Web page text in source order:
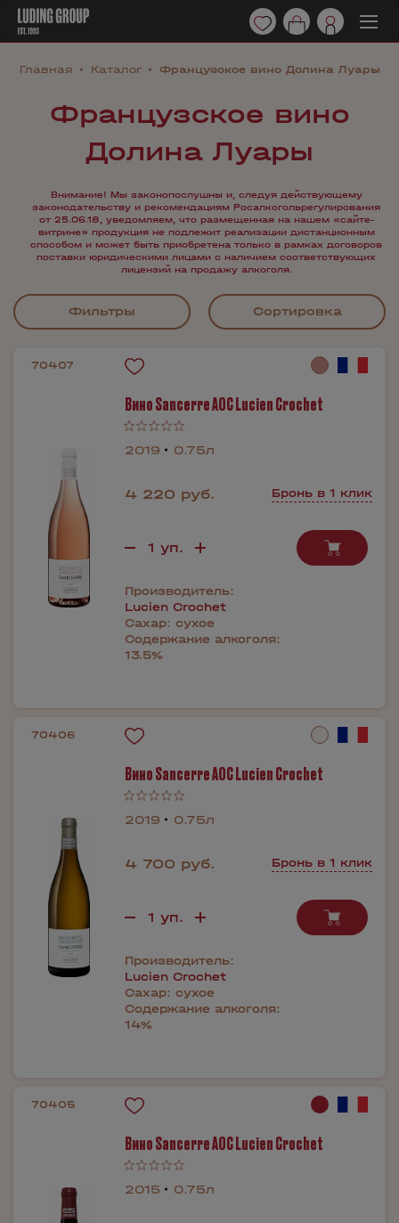
Главная Каталог Французское вино Долина Луары
Французское вино
Долина Луары
Внимание! Мы законопослушны и, следуя действующему
законодательству и рекомендациям Росалкогольрегулирования
от 25.06.18, уведомляем, что размещенная на нашем «сайте-
витрине» продукция не подлежит реализации дистанционным
способом и может быть приобретена только в рамках договоров
поставки юридическими лицами с наличием соответствующих
лицензий на продажу алкоголя.
Фильтры Сортировка
70407
Вино Sancerre AOC Lucien Crochet
2019 0.75л
4 220 руб. Бронь в 1 клик
Производитель:
Lucien Crochet
Сахар: сухое
Содержание алкоголя:
13.5%
70406
Вино Sancerre AOC Lucien Crochet
2019 0.75л
4 700 руб. Бронь в 1 клик
Производитель:
Lucien Crochet
Сахар: сухое
Содержание алкоголя:
14%
70405
Вино Sancerre AOC Lucien Crochet
2015 0.75л